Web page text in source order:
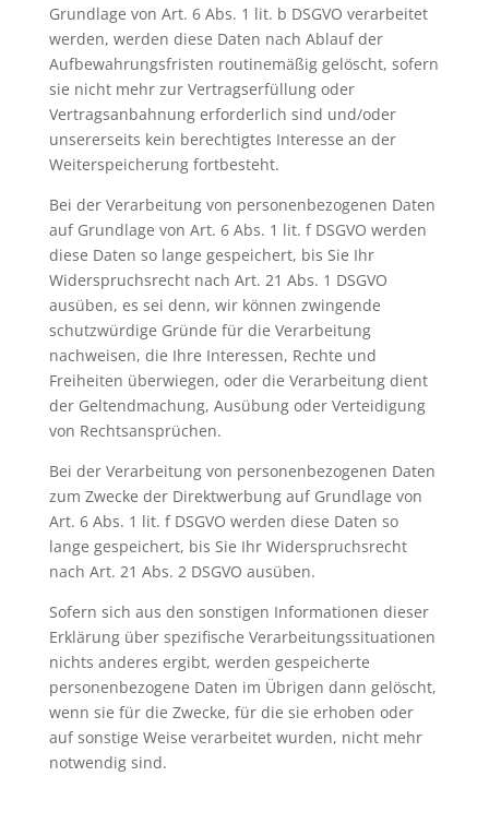
Grundlage von Art. 6 Abs. 1 lit. b DSGVO verarbeitet
werden, werden diese Daten nach Ablauf der
Aufbewahrungsfristen routinemäßig gelöscht, sofern
sie nicht mehr zur Vertragserfüllung oder
Vertragsanbahnung erforderlich sind und/oder
unsererseits kein berechtigtes Interesse an der
Weiterspeicherung fortbesteht.
Bei der Verarbeitung von personenbezogenen Daten
auf Grundlage von Art. 6 Abs. 1 lit. f DSGVO werden
diese Daten so lange gespeichert, bis Sie Ihr
Widerspruchsrecht nach Art. 21 Abs. 1 DSGVO
ausüben, es sei denn, wir können zwingende
schutzwürdige Gründe für die Verarbeitung
nachweisen, die Ihre Interessen, Rechte und
Freiheiten überwiegen, oder die Verarbeitung dient
der Geltendmachung, Ausübung oder Verteidigung
von Rechtsansprüchen.
Bei der Verarbeitung von personenbezogenen Daten
zum Zwecke der Direktwerbung auf Grundlage von
Art. 6 Abs. 1 lit. f DSGVO werden diese Daten so
lange gespeichert, bis Sie Ihr Widerspruchsrecht
nach Art. 21 Abs. 2 DSGVO ausüben.
Sofern sich aus den sonstigen Informationen dieser
Erklärung über spezifische Verarbeitungssituationen
nichts anderes ergibt, werden gespeicherte
personenbezogene Daten im Übrigen dann gelöscht,
wenn sie für die Zwecke, für die sie erhoben oder
auf sonstige Weise verarbeitet wurden, nicht mehr
notwendig sind.